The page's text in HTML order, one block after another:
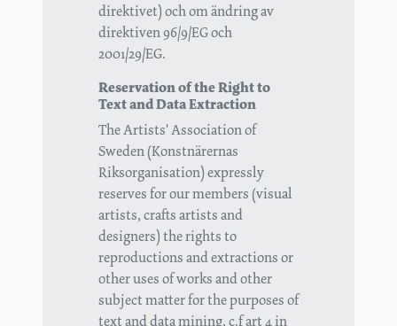
direktivet) och om ändring av
direktiven 96/9/EG och
2001/29/EG.
Reservation of the Right to
Text and Data Extraction
The Artists' Association of
Sweden (Konstnärernas
Riksorganisation) expressly
reserves for our members (visual
artists, crafts artists and
designers) the rights to
reproductions and extractions or
other uses of works and other
subject matter for the purposes of
text and data mining, c.f art 4 in